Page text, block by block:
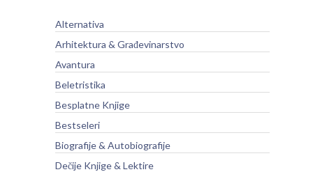
Alternativa
Arhitektura & Građevinarstvo
Avantura
Beletristika
Besplatne Knjige
Bestseleri
Biografije & Autobiografije
Dečije Knjige & Lektire